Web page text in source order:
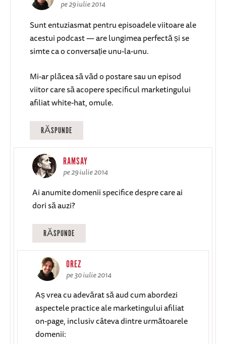
pe 29 iulie 2014
Sunt entuziasmat pentru episoadele viitoare ale
acestui podcast — are lungimea perfectă și se
simte ca o conversație unu-la-unu.
Mi-ar plăcea să văd o postare sau un episod
viitor care să acopere specificul marketingului
afiliat white-hat, omule.
RĂSPUNDE
RAMSAY
pe 29 iulie 2014
Ai anumite domenii specifice despre care ai
dori să auzi?
RĂSPUNDE
OREZ
pe 30 iulie 2014
Aș vrea cu adevărat să aud cum abordezi
aspectele practice ale marketingului afiliat
on-page, inclusiv câteva dintre următoarele
domenii: